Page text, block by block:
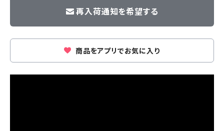
再入荷通知を希望する
商品をアプリでお気に入り